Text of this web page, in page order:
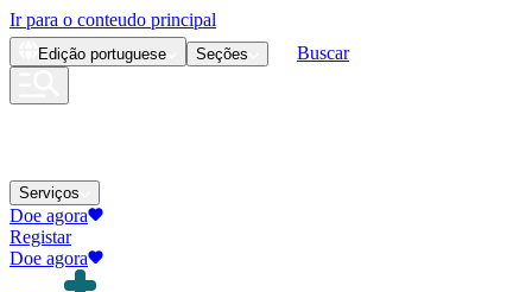
Ir para o conteudo principal
Edição portuguese Seções Buscar
Serviços
Doe agora
Registar
Doe agora